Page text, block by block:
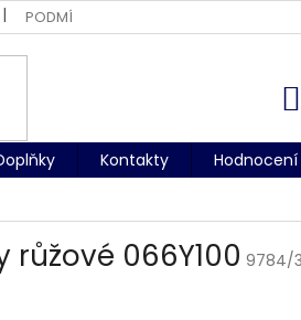
PODMÍNKY OCHRANY OSOBNÍCH ÚDAJŮ
Kontakty
066Y100 9784/